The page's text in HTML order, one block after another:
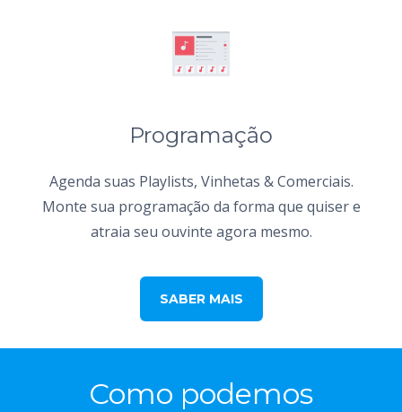
Programação
Agenda suas Playlists, Vinhetas & Comerciais.
Monte sua programação da forma que quiser e
atraia seu ouvinte agora mesmo.
SABER MAIS
Como podemos